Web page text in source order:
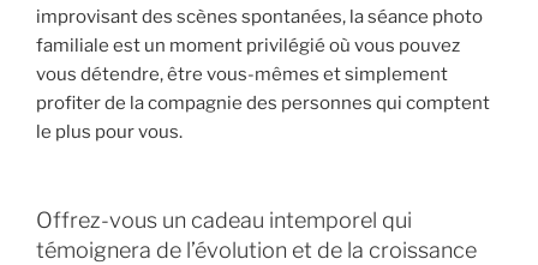
improvisant des scènes spontanées, la séance photo
familiale est un moment privilégié où vous pouvez
vous détendre, être vous-mêmes et simplement
profiter de la compagnie des personnes qui comptent
le plus pour vous.
Offrez-vous un cadeau intemporel qui
témoignera de l’évolution et de la croissance